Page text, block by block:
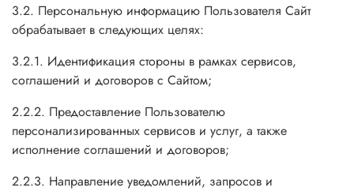
3.2. Персональную информацию Пользователя Сайт
обрабатывает в следующих целях:
3.2.1. Идентификация стороны в рамках сервисов,
соглашений и договоров с Сайтом;
2.2.2. Предоставление Пользователю
персонализированных сервисов и услуг, а также
исполнение соглашений и договоров;
2.2.3. Направление уведомлений, запросов и